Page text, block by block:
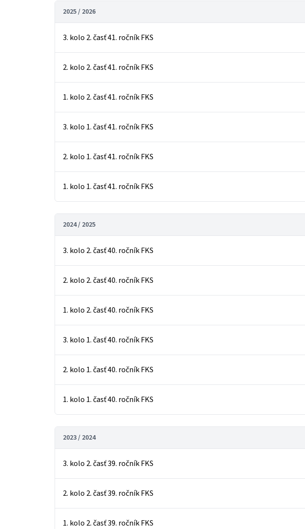
2025 / 2026
3. kolo 2. časť 41. ročník FKS
2. kolo 2. časť 41. ročník FKS
1. kolo 2. časť 41. ročník FKS
3. kolo 1. časť 41. ročník FKS
2. kolo 1. časť 41. ročník FKS
1. kolo 1. časť 41. ročník FKS
2024 / 2025
3. kolo 2. časť 40. ročník FKS
2. kolo 2. časť 40. ročník FKS
1. kolo 2. časť 40. ročník FKS
3. kolo 1. časť 40. ročník FKS
2. kolo 1. časť 40. ročník FKS
1. kolo 1. časť 40. ročník FKS
2023 / 2024
3. kolo 2. časť 39. ročník FKS
2. kolo 2. časť 39. ročník FKS
1. kolo 2. časť 39. ročník FKS